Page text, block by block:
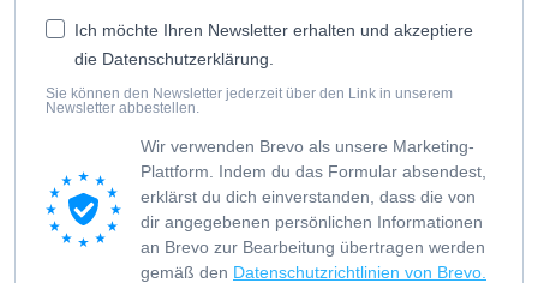
Ich möchte Ihren Newsletter erhalten und akzeptiere
die Datenschutzerklärung.
Sie können den Newsletter jederzeit über den Link in unserem
Newsletter abbestellen.
Wir verwenden Brevo als unsere Marketing-
Plattform. Indem du das Formular absendest,
erklärst du dich einverstanden, dass die von
dir angegebenen persönlichen Informationen
an Brevo zur Bearbeitung übertragen werden
gemäß den Datenschutzrichtlinien von Brevo.